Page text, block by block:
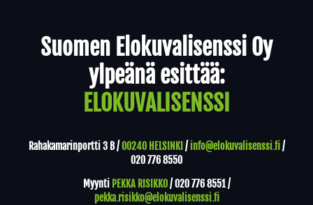
Suomen Elokuvalisenssi Oy
ylpeänä esittää:
ELOKUVALISENSSI
Rahakamarinportti 3 B /00240 HELSINKI / info@elokuvalisenssi.fi/
020 776 8550
Myynti PEKKA RISIKKO/020 776 8551/
pekka.risikko@elokuvalisenssi.fi